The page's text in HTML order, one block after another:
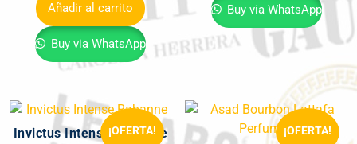
Añadir al carrito
Buy via WhatsApp
Buy via WhatsApp
¡OFERTA!
Invictus Intense Rabanne ¡OFERTA!